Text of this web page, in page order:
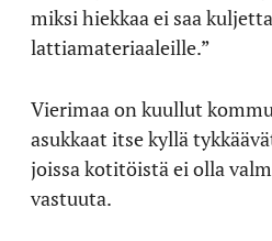
miksi hiekkaa ei saa
lattiamateriaaleille.”
Vierimaa on kuullut
asukkaat itse kyllä
joissa kotitöistä ei olla
vastuuta.